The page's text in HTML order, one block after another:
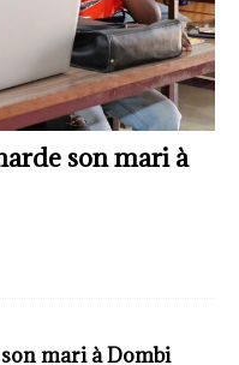
son mari à
mari à Dombi